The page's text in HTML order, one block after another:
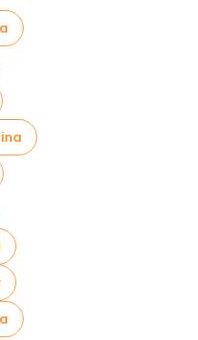
Bled Castle